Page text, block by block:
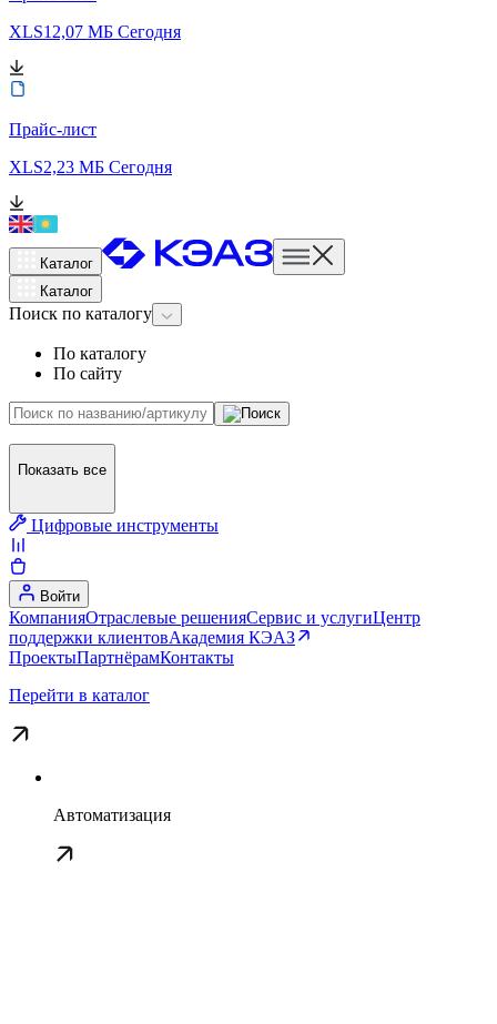
XLS12,07 МБ Сегодня
Прайс-лист
XLS2,23 МБ Сегодня
Каталог
Каталог
Поиск по каталогу
По каталогу
По сайту
Показать все
Цифровые инструменты
Войти
КомпанияОтраслевые решенияСервис и услугиЦентр
поддержки клиентовАкадемия КЭАЗ
ПроектыПартнёрамКонтакты
Перейти в каталог
Автоматизация